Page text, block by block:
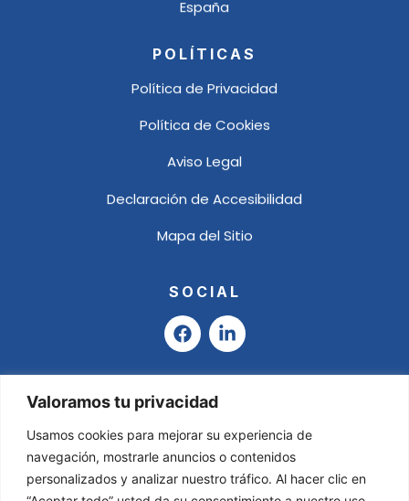
Valoramos tu privacidad
Usamos cookies para mejorar su experiencia de
navegación, mostrarle anuncios o contenidos
personalizados y analizar nuestro tráfico. Al hacer clic en
España
POLÍTICAS
Política de Privacidad
Política de Cookies
Aviso Legal
Declaración de Accesibilidad
Mapa del Sitio
SOCIAL
F
a
e
b
o
o
k
L
i
k
i
n
-
i